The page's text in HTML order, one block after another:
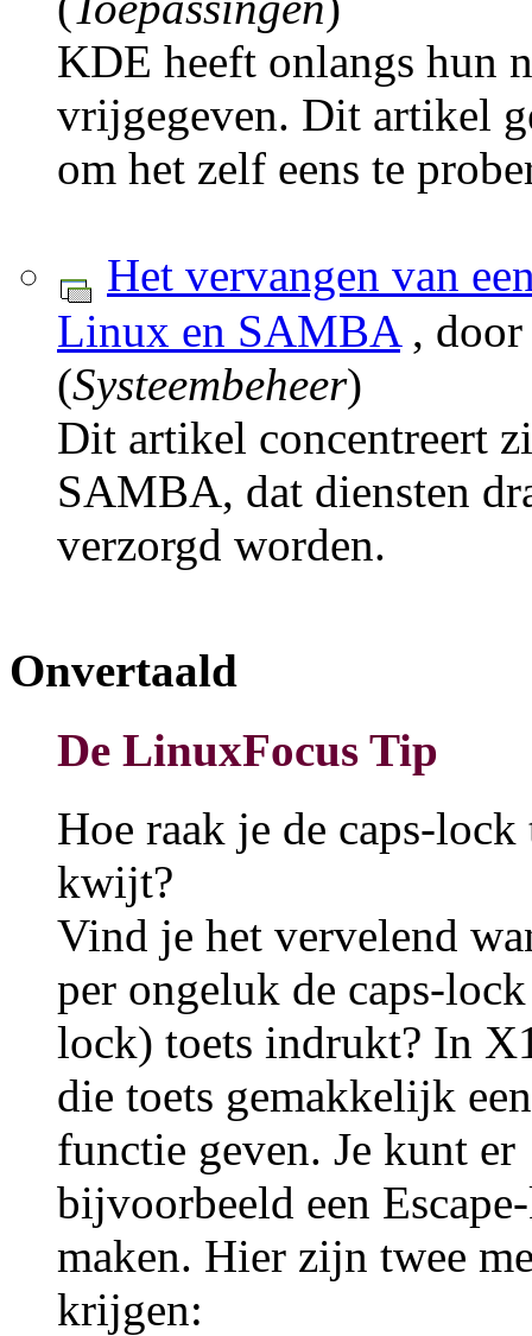
KDE heeft onlangs hun
vrijgegeven. Dit artikel
om het zelf eens te
Het vervangen van
Linux en SAMBA, door
(Systeembeheer)
Dit artikel concentreert
SAMBA, dat diensten
verzorgd worden.
Onvertaald
De LinuxFocus Tip
Hoe raak je de caps-lock
kwijt?
Vind je het vervelend
per ongeluk de caps-
lock) toets indrukt? In
die toets gemakkelijk
functie geven. Je kunt er
bijvoorbeeld een
maken. Hier zijn twee
krijgen: